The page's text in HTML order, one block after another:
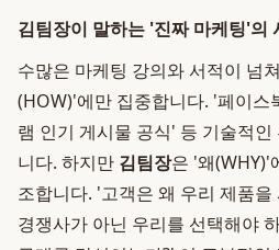
김팀장이 말하는 '진짜 마케팅'의
수많은 마케팅 강의와 서적이 넘
(HOW)'에만 집중합니다. '페이스
램 인기 게시물 공식' 등 기술적
니다. 하지만 김팀장은 '왜(WHY)'
조합니다. '고객은 왜 우리 제품
경쟁사가 아닌 우리를 선택해야